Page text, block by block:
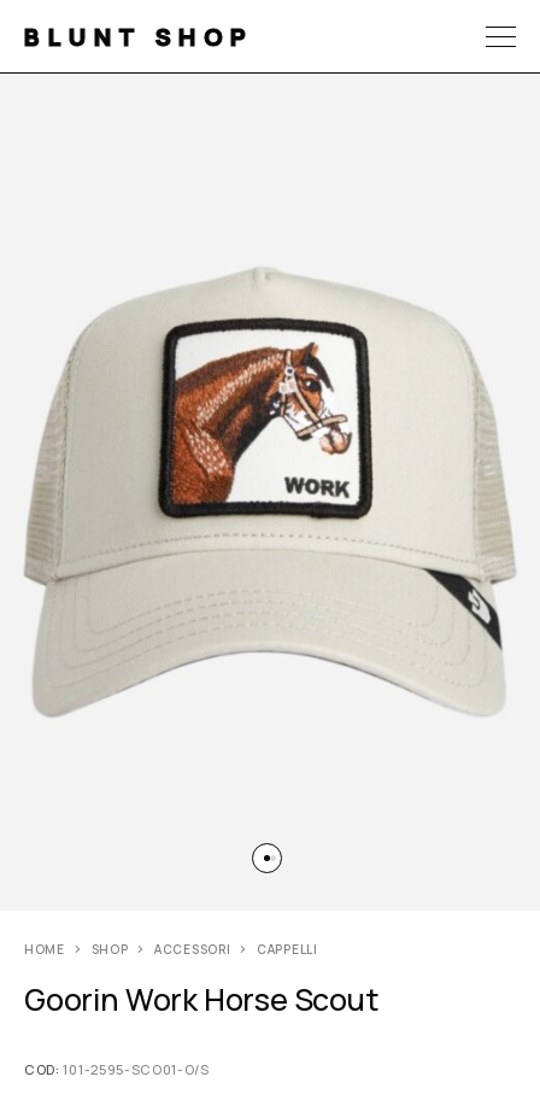
BLUNT SHOP
HOME SHOP ACCESSORI CAPPELLI
Goorin Work Horse Scout
COD:101-2595-SCO01-O/S